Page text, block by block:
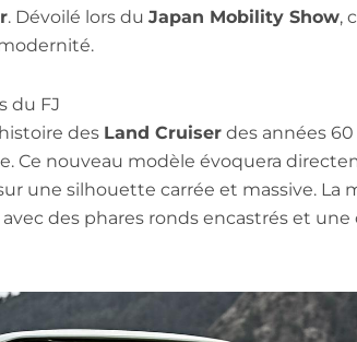
. Dévoilé lors du Japan Mobility Show,
du FJ
des Land Cruiserdes années 60
Ce nouveau modèle évoquera
une silhouette carrée et massive. La
des phares ronds encastrés et une